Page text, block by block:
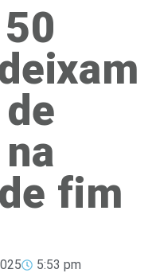
fim
5:53 pm